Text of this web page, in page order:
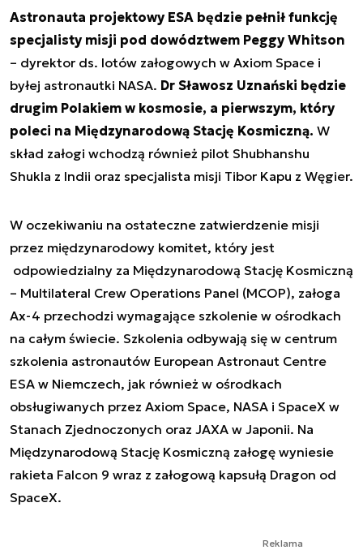
Astronauta projektowy ESA będzie pełnił funkcję
specjalisty misji pod dowództwem Peggy Whitson
– dyrektor ds. lotów załogowych w Axiom Space i
byłej astronautki NASA. Dr Sławosz Uznański będzie
drugim Polakiem w kosmosie, a pierwszym, który
poleci na Międzynarodową Stację Kosmiczną. W
skład załogi wchodzą również pilot Shubhanshu
Shukla z Indii oraz specjalista misji Tibor Kapu z Węgier.
W oczekiwaniu na ostateczne zatwierdzenie misji
przez międzynarodowy komitet, który jest
odpowiedzialny za Międzynarodową Stację Kosmiczną
– Multilateral Crew Operations Panel (MCOP), załoga
Ax-4 przechodzi wymagające szkolenie w ośrodkach
na całym świecie. Szkolenia odbywają się w centrum
szkolenia astronautów European Astronaut Centre
ESA w Niemczech, jak również w ośrodkach
obsługiwanych przez Axiom Space, NASA i SpaceX w
Stanach Zjednoczonych oraz JAXA w Japonii. Na
Międzynarodową Stację Kosmiczną załogę wyniesie
rakieta Falcon 9 wraz z załogową kapsułą Dragon od
SpaceX.
Reklama